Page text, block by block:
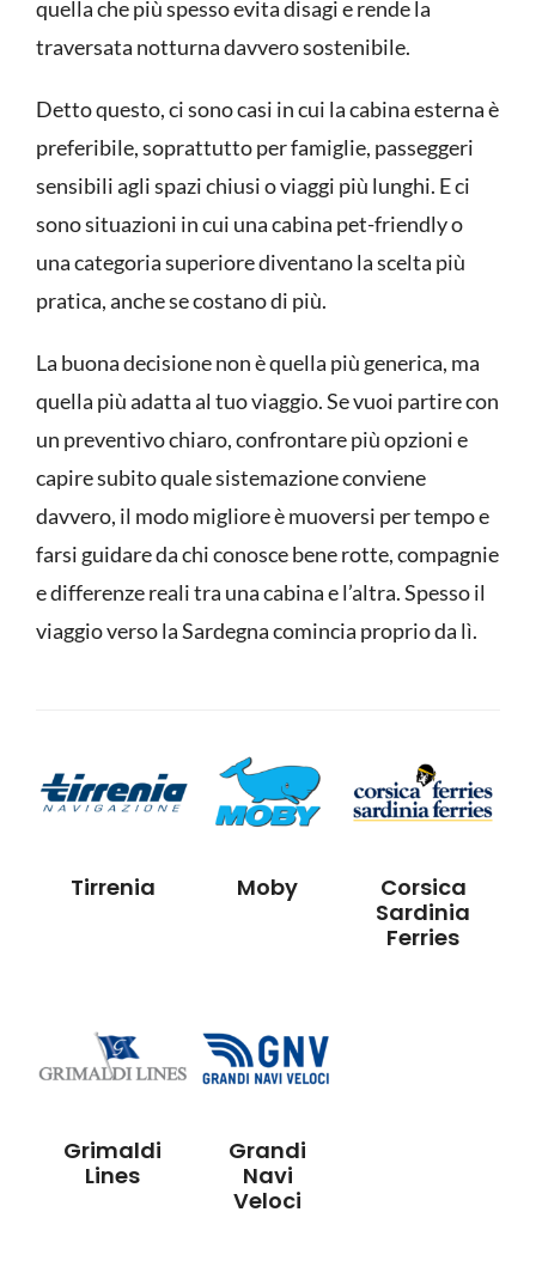
quella che più spesso evita disagi e rende la
traversata notturna davvero sostenibile.
Detto questo, ci sono casi in cui la cabina esterna è
preferibile, soprattutto per famiglie, passeggeri
sensibili agli spazi chiusi o viaggi più lunghi. E ci
sono situazioni in cui una cabina pet-friendly o
una categoria superiore diventano la scelta più
pratica, anche se costano di più.
La buona decisione non è quella più generica, ma
quella più adatta al tuo viaggio. Se vuoi partire con
un preventivo chiaro, confrontare più opzioni e
capire subito quale sistemazione conviene
davvero, il modo migliore è muoversi per tempo e
farsi guidare da chi conosce bene rotte, compagnie
e differenze reali tra una cabina e l’altra. Spesso il
viaggio verso la Sardegna comincia proprio da lì.
Tirrenia Moby
Corsica
Sardinia
Ferries
Grimaldi
Lines
Grandi
Navi
Veloci